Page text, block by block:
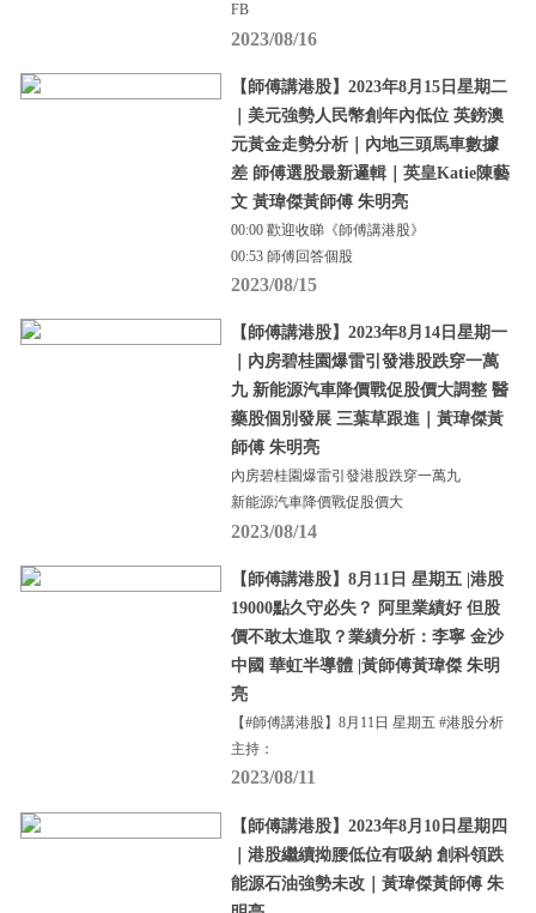
FB
2023/08/16
【師傅講港股】2023年8月15日星期二
｜美元強勢人民幣創年內低位 英鎊澳
元黃金走勢分析｜內地三頭馬車數據
差 師傅選股最新邏輯｜英皇Katie陳藝
文 黃瑋傑黃師傅 朱明亮
00:00 歡迎收睇《師傅講港股》
00:53 師傅回答個股
2023/08/15
【師傅講港股】2023年8月14日星期一
｜內房碧桂園爆雷引發港股跌穿一萬
九 新能源汽車降價戰促股價大調整 醫
藥股個別發展 三葉草跟進｜黃瑋傑黃
師傅 朱明亮
內房碧桂園爆雷引發港股跌穿一萬九
新能源汽車降價戰促股價大
2023/08/14
【師傅講港股】8月11日 星期五 |港股
19000點久守必失？ 阿里業績好 但股
價不敢太進取？業績分析：李寧 金沙
中國 華虹半導體 |黃師傅黃瑋傑 朱明
亮
【#師傅講港股】8月11日 星期五 #港股分析
主持：
2023/08/11
【師傅講港股】2023年8月10日星期四
｜港股繼續拗腰低位有吸納 創科領跌
能源石油強勢未改｜黃瑋傑黃師傅 朱